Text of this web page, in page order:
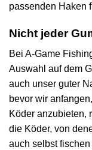
passenden Haken
Nicht jeder
Bei A-Game
Auswahl auf dem
auch unser guter
bevor wir
Köder anzubieten,
die Köder, von
auch selbst